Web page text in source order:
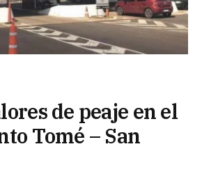
de peaje en el
Tomé – San